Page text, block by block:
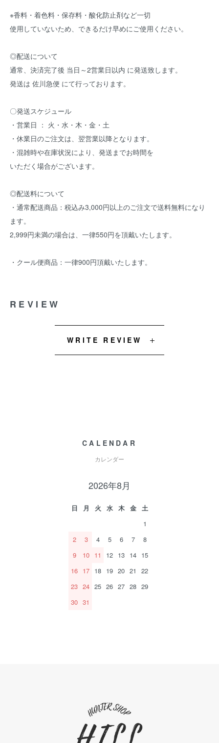
※香料・着色料・保存料・酸化防止剤など一切
使用していないため、できるだけ早めにご使用ください。
◎配送について
通常、決済完了後 当日～2営業日以内 に発送致します。
発送は 佐川急便 にて行っております。
〇発送スケジュール
・営業日 ： 火・水・木・金・土
・休業日のご注文は、翌営業以降となります。
・混雑時や在庫状況により、発送までお時間を
いただく場合がございます。
◎配送料について
・通常配送商品：税込み3,000円以上のご注文で送料無料になり
ます。
2,999円未満の場合は、一律550円を頂戴いたします。
・クール便商品：一律900円頂戴いたします。
REVIEW
WRITE REVIEW
CALENDAR
カレンダー
2026年8月
日 月 火 水 木 金
土
1
2
3 4 5 6 7
8
9
10 11 12 13 14 15
16 17 18 19 20 21
22
23 24 25 26 27 28 29
30 31